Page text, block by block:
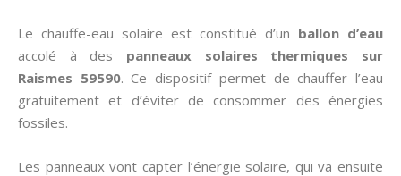
Le chauffe-eau solaire est constitué d’un ballon d’eau
accolé à des panneaux solaires thermiques
sur
Raismes 59590. Ce dispositif permet de chauffer l’eau
gratuitement et d’éviter de consommer des énergies
fossiles.
Les panneaux vont capter l’énergie solaire, qui va ensuite